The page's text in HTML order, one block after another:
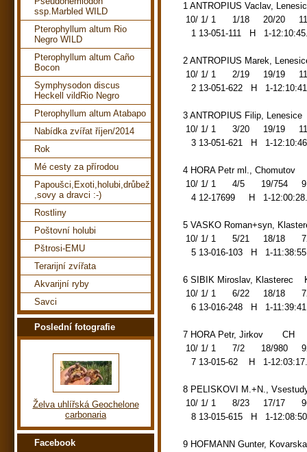
1 ANTROPIUS Vaclav,
10/ 1/ 1 1/18 20/20
1 13-051-111 H 1-
2 ANTROPIUS Marek,
10/ 1/ 1 2/19 19/19
2 13-051-622 H 1-
3 ANTROPIUS Filip,
10/ 1/ 1 3/20 19/19
3 13-051-621 H 1-
4 HORA Petr ml., Chomutov
10/ 1/ 1 4/5 19/754
4 12-17699 H 1-
5 VASKO Roman+syn,
10/ 1/ 1 5/21 18/18
5 13-016-103 H 1-
6 SIBIK Miroslav, Klasterec
10/ 1/ 1 6/22 18/18
6 13-016-248 H 1-
7 HORA Petr, Jirkov CH
10/ 1/ 1 7/2 18/980
7 13-015-62 H 1-
8 PELISKOVI M.+N.,
10/ 1/ 1 8/23 17/17
8 13-015-615 H 1-
9 HOFMANN Gunter,
ssp.Marbled WILD
Pterophyllum altum Rio
Negro WILD
Pterophyllum altum Caño
Bocon
Symphysodon discus
Heckell vildRio Negro
Pterophyllum altum Atabapo
Nabídka zvířat říjen/2014
Rok
Mé cesty za přírodou
Papoušci,Exoti,holubi,drůbež
,sovy a dravci :-)
Rostliny
Poštovní holubi
Pštrosi-EMU
Terarijní zvířata
Akvarijní ryby
Savci
Poslední fotografie
Želva uhlířská Geochelone
carbonaria
Facebook